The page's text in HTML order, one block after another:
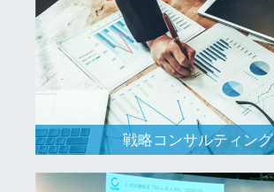
戦略コンサルティング